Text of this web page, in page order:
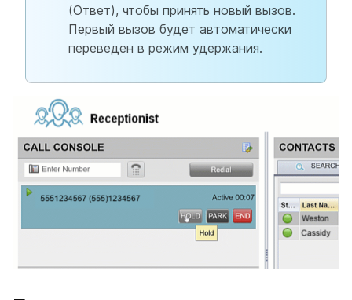
(Ответ), чтобы принять новый вызов.
Первый вызов будет автоматически
переведен в режим удержания.